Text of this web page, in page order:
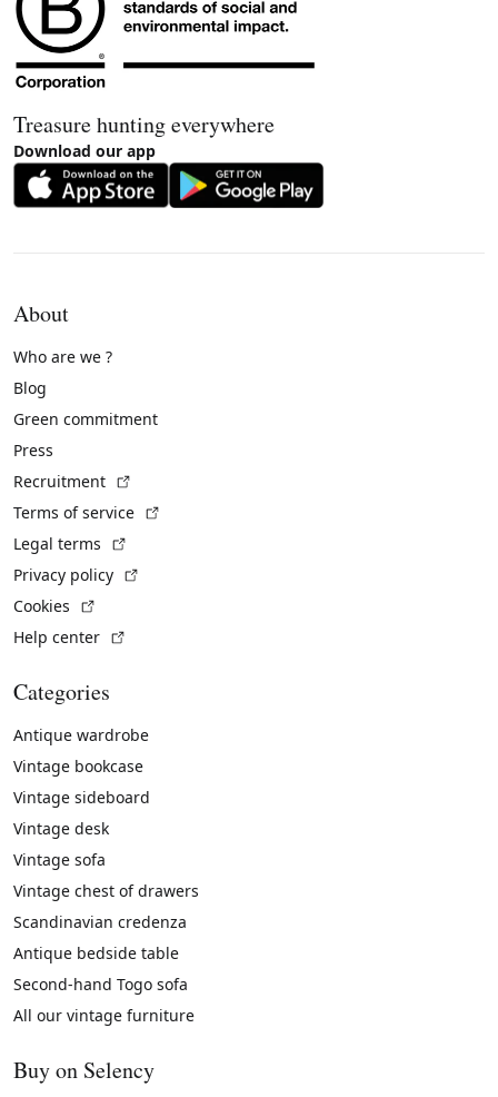
Treasure hunting everywhere
Download our app
About
Who are we ?
Blog
Green commitment
Press
Recruitment
Terms of service
Legal terms
Privacy policy
Cookies
Help center
Categories
Antique wardrobe
Vintage bookcase
Vintage sideboard
Vintage desk
Vintage sofa
Vintage chest of drawers
Scandinavian credenza
Antique bedside table
Second-hand Togo sofa
All our vintage furniture
Buy on Selency